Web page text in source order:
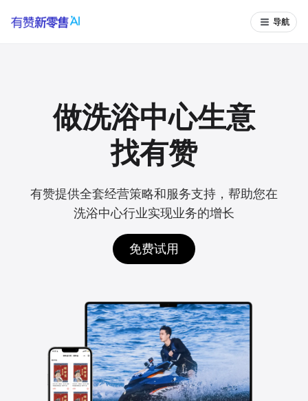
导航
做洗浴中心生意
找有赞
有赞提供全套经营策略和服务支持，帮助您在
洗浴中心行业实现业务的增长
免费试用